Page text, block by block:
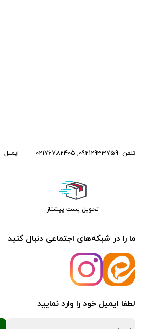
تلفن 09212933759
,
02176782405 ایمیل
تحویل پست پیشتاز
ما را در شبکه‌های اجتماعی دنبال کنید
لطفا ایمیل خود را وارد نمایید